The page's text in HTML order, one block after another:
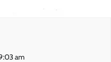
am